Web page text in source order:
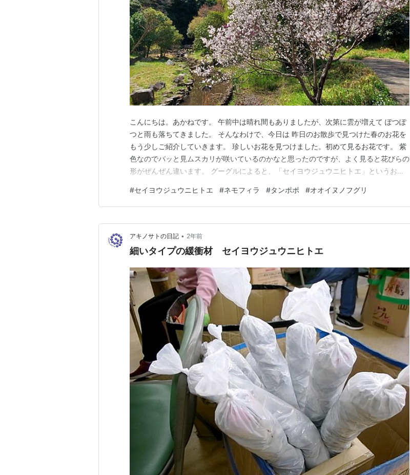
こんにちは。あかねです。 午前中は晴れ間もありましたが、次第に雲が増えて ぽつぽ
つと雨も落ちてきました。 そんなわけで、今日は 昨日のお散歩で見つけた春のお花を
もう少しご紹介していきます。 珍しいお花を見つけました。初めて見るお花です。 紫
色なのでパッと見ムスカリが咲いているのかなと思ったのですが、よく見ると花びらの
形がぜんぜん違います。 グーグルによると、「セイヨウジュウニヒトエ」というお花
す。 枯草や他の葉っぱに紛れてわかりづらいですが、この写真の下側にある赤い茎と
赤みを帯びた緑のつやつやの葉っぱがこのお花のも…
#セイヨウジュウニヒトエ #ネモフィラ #タンポポ #オオイヌノフグリ
アキノサトの日記 • 2年前
細いタイプの緩衝材 セイヨウジュウニヒトエ